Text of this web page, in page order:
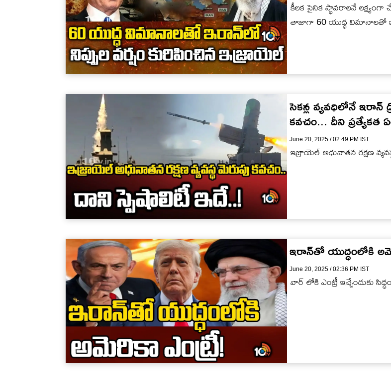
కీలక సైనిక స్థావరాలనే
తాజాగా 60 యుద్ధ విమానాలతో
సెకన్ల వ్యవధిలోనే ఇరాన్
కవచం... దీని ప్రత్యేకత
June 20, 2025 / 02:49 PM IST
ఇజ్రాయెల్‌ అధునాతన రక్షణ
ఇరాన్‎తో యుద్ధంలోకి
June 20, 2025 / 02:36 PM IST
వార్ లోకి ఎంట్రీ ఇచ్చేందుకు